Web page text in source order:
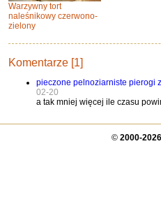
Warzywny tort
naleśnikowy czerwono-
zielony
Komentarze [1]
pieczone pelnoziarniste pierogi
02-20
a tak mniej więcej ile czasu
© 2000-